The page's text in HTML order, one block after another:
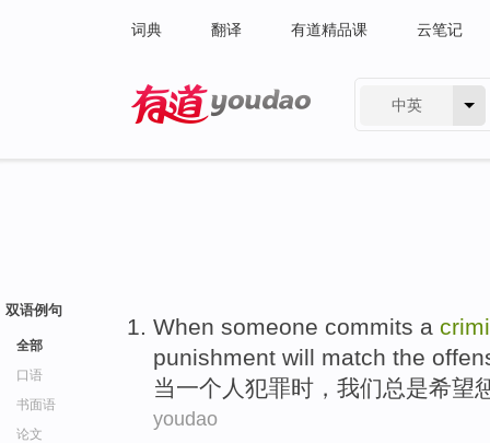
词典 翻译 有道精品课 云笔记
中英
双语例句
全部
口语
书面语
论文
When someone commits a
punishment will match the
当一个人 犯罪时， 我们总是希望
youdao